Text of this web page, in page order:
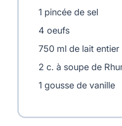
1 pincée de sel
4 oeufs
750 ml de lait entier
2 c. à soupe de
1 gousse de vanille